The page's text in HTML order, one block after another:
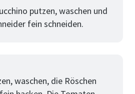
putzen, waschen und
fein schneiden.
waschen, die Röschen